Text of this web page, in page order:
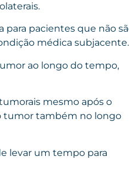
para pacientes que não
médica subjacente.
ao longo do tempo,
mesmo após o
tumor também no longo
levar um tempo para